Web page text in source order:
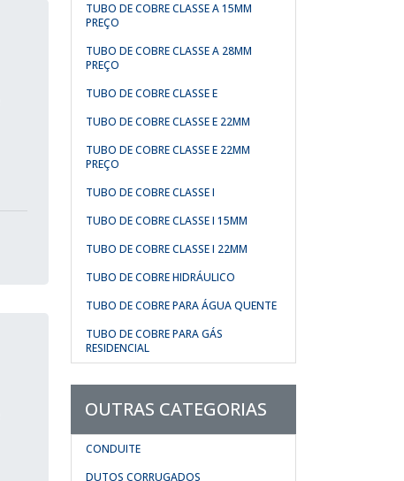
TUBO DE COBRE CLASSE A 15MM
PREÇO
TUBO DE COBRE CLASSE A 28MM
PREÇO
TUBO DE COBRE CLASSE E
TUBO DE COBRE CLASSE E 22MM
TUBO DE COBRE CLASSE E 22MM
PREÇO
TUBO DE COBRE CLASSE I
TUBO DE COBRE CLASSE I 15MM
TUBO DE COBRE CLASSE I 22MM
TUBO DE COBRE HIDRÁULICO
TUBO DE COBRE PARA ÁGUA QUENTE
TUBO DE COBRE PARA GÁS
RESIDENCIAL
OUTRAS CATEGORIAS
CONDUITE
DUTOS CORRUGADOS